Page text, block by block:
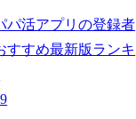
パ活アプリの登録者
すすめ最新版ランキ